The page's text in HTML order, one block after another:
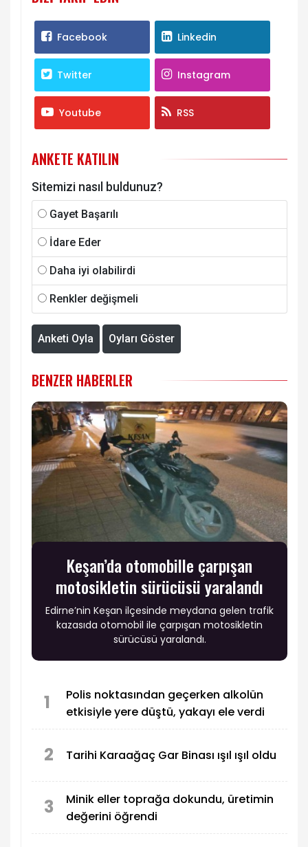
Facebook Linkedin
Twitter Instagram
Youtube RSS
ANKETE KATILIN
Sitemizi nasıl buldunuz?
Gayet Başarılı
İdare Eder
Daha iyi olabilirdi
Renkler değişmeli
Anketi Oyla Oyları Göster
BENZER HABERLER
Keşan’da otomobille çarpışan
motosikletin sürücüsü yaralandı
Edirne’nin Keşan ilçesinde meydana gelen trafik
kazasıda otomobil ile çarpışan motosikletin
sürücüsü yaralandı.
1
Polis noktasından geçerken alkolün
etkisiyle yere düştü, yakayı ele verdi
2 Tarihi Karaağaç Gar Binası ışıl ışıl oldu
3
Minik eller toprağa dokundu, üretimin
değerini öğrendi